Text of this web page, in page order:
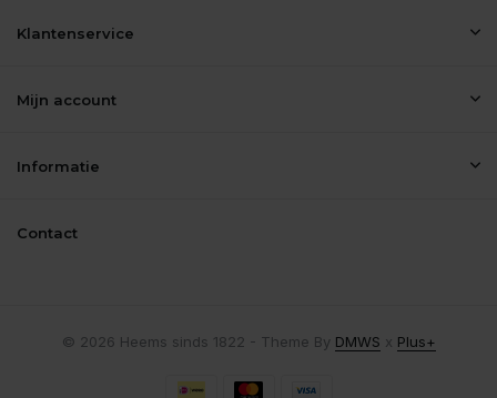
Klantenservice
Mijn account
Informatie
Contact
© 2026 Heems sinds 1822 - Theme By DMWS x Plus+